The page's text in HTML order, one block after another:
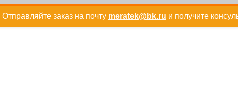
Отправляйте заказ на почту meratek@bk.ru и получите